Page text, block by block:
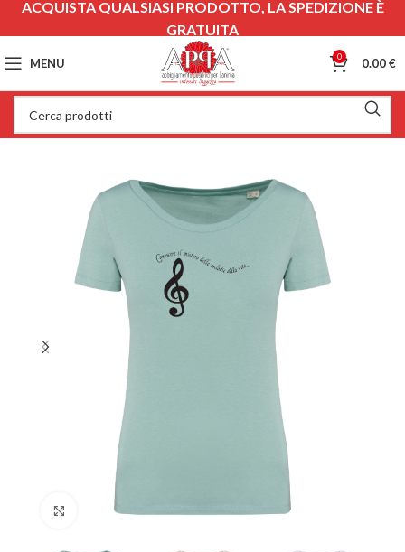
MENU 0 0.00€
Clicca per ingrandire
ACQUISTA QUALSIASI PRODOTTO, LA SPEDIZIONE È
GRATUITA